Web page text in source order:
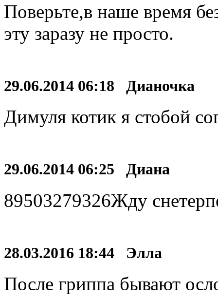
Поверьте,в наше время
эту заразу не просто.
29.06.2014 06:18 Дианочка
Димуля котик я стобой
29.06.2014 06:25 Диана
89503279326Жду
28.03.2016 18:44 Элла
После гриппа бывают